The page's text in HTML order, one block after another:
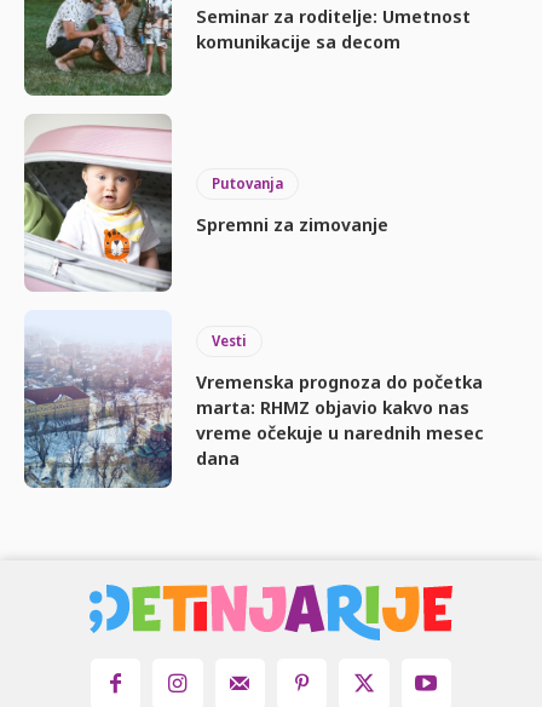
Seminar za roditelje: Umetnost
komunikacije sa decom
Putovanja
Spremni za zimovanje
Vesti
Vremenska prognoza do početka
marta: RHMZ objavio kakvo nas
vreme očekuje u narednih mesec
dana